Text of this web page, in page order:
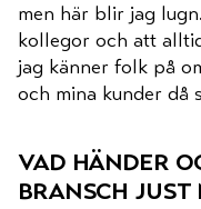
men här blir jag
kollegor och att
jag känner folk på
och mina kunder då
vad händer
bransch just